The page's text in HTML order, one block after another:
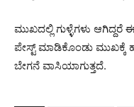
ಮುಖದಲ್ಲಿ ಗುಳ್ಳೆಗಳು
ಪೇಸ್ಟ್ ಮಾಡಿಕೊಂಡು ಮುಖಕ್ಕೆ
ಬೇಗನೆ ವಾಸಿಯಾಗುತ್ತದೆ.